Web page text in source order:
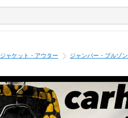
ジャケット・アウター ジャンパー・ブルゾン